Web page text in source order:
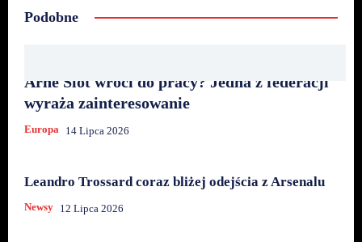
Podobne
Arne Slot wróci do pracy? Jedna z federacji
wyraża zainteresowanie
Europa 14 Lipca 2026
Leandro Trossard coraz bliżej odejścia z Arsenalu
Newsy 12 Lipca 2026